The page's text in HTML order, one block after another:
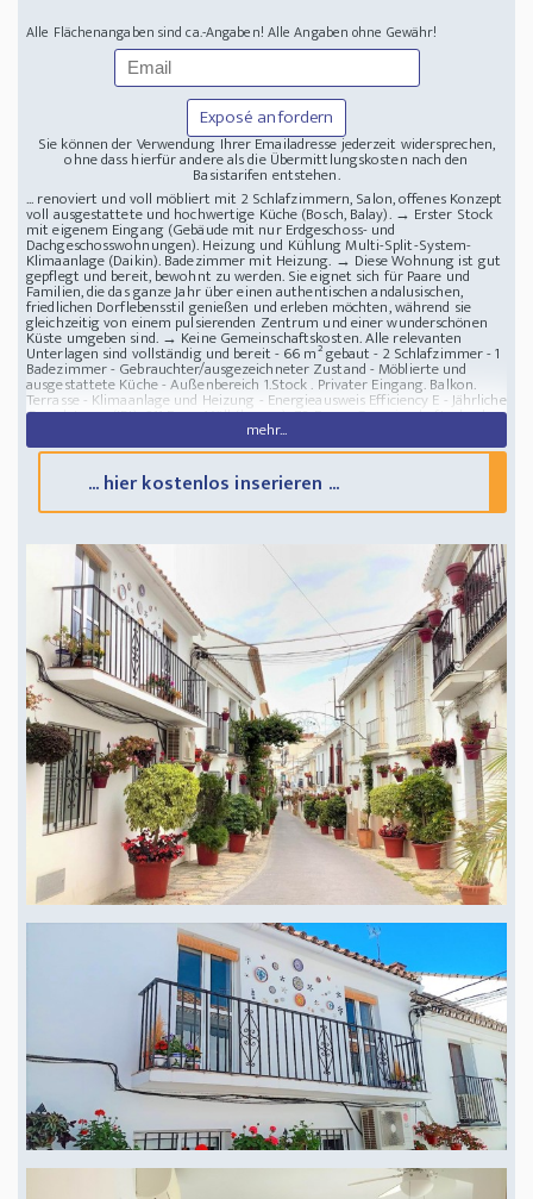
Alle Flächenangaben sind ca.-Angaben! Alle Angaben ohne Gewähr!
Exposé anfordern
Sie können der Verwendung Ihrer Emailadresse jederzeit widersprechen,
ohne dass hierfür andere als die Übermittlungskosten nach den
Basistarifen entstehen.
... renoviert und voll möbliert mit 2 Schlafzimmern, Salon, offenes Konzept
voll ausgestattete und hochwertige Küche (Bosch, Balay). → Erster Stock
mit eigenem Eingang (Gebäude mit nur Erdgeschoss- und
Dachgeschosswohnungen). Heizung und Kühlung Multi-Split-System-
Klimaanlage (Daikin). Badezimmer mit Heizung. → Diese Wohnung ist gut
gepflegt und bereit, bewohnt zu werden. Sie eignet sich für Paare und
Familien, die das ganze Jahr über einen authentischen andalusischen,
friedlichen Dorflebensstil genießen und erleben möchten, während sie
gleichzeitig von einem pulsierenden Zentrum und einer wunderschönen
Küste umgeben sind. → Keine Gemeinschaftskosten. Alle relevanten
Unterlagen sind vollständig und bereit - 66 m² gebaut - 2 Schlafzimmer - 1
Badezimmer - Gebrauchter/ausgezeichneter Zustand - Möblierte und
ausgestattete Küche - Außenbereich 1.Stock . Privater Eingang. Balkon.
Terrasse - Klimaanlage und Heizung - Energieausweis Efficiency E - Jährliche
Grundsteuer (IBI)- 211 Euro, Müll (basura): 78 Euro - Gemeinschaftsabgabe:
Lage : Málaga, Andalusien - Spanien2-Zimmer-Wohnung am Meer voll
möbliert
mehr...
... hier kostenlos inserieren ...